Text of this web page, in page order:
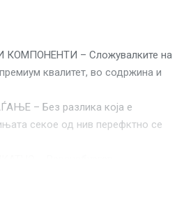
– Сложувалките на
квалитет, во содржина и
– Без разлика која е
секое од нив перефктно се
од парчиња со уникатна